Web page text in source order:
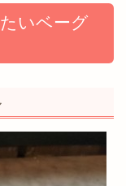
いベーグ